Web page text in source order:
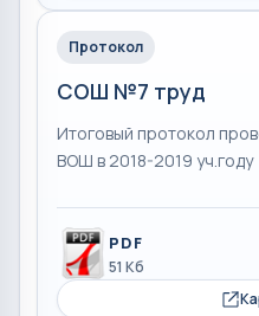
Протокол
СОШ №7 труд
Итоговый протокол
ВОШ в 2018-2019 уч.году
PDF
51 Кб